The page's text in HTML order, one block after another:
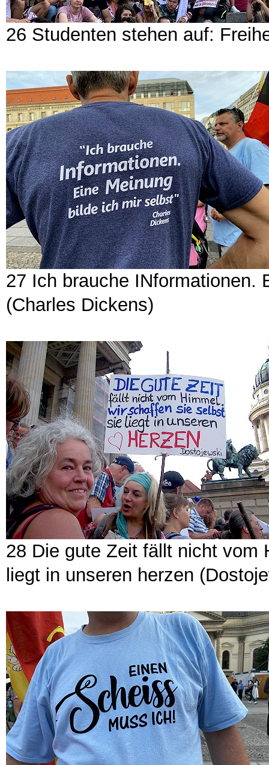
26 Studenten stehen auf:
27 Ich brauche INformationen.
(Charles Dickens)
28 Die gute Zeit fällt nicht vom
liegt in unseren herzen